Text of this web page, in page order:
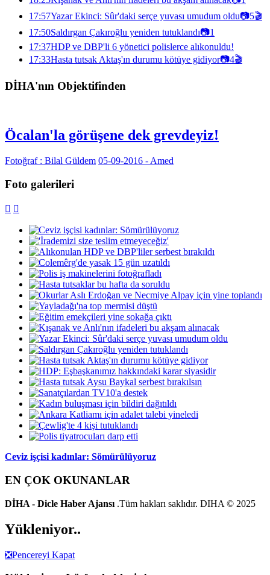
17:57Yazar Ekinci: Sûr'daki serçe yuvası umudum oldu📷5🎬
17:50Saldırgan Çakıroğlu yeniden tutuklandı📷1
17:37HDP ve DBP'li 6 yönetici polislerce alıkonuldu!
17:33Hasta tutsak Aktaş'ın durumu kötüye gidiyor📷4🎬
DİHA'nın Objektifinden
Öcalan'la görüşene dek grevdeyiz!
Fotoğraf : Bilal Güldem 05-09-2016 - Amed
Foto galerileri
 
Ceviz işçisi kadınlar: Sömürülüyoruz
EN ÇOK OKUNANLAR
DİHA - Dicle Haber Ajansı .Tüm hakları saklıdır. DIHA © 2025
Yükleniyor..
❎Pencereyi Kapat